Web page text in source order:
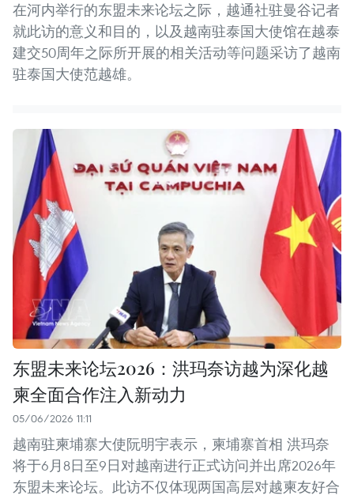
在河内举行的东盟未来论坛之际，越通社驻曼谷记者
就此访的意义和目的，以及越南驻泰国大使馆在越泰
建交50周年之际所开展的相关活动等问题采访了越南
驻泰国大使范越雄。
东盟未来论坛2026：洪玛奈访越为深化越
柬全面合作注入新动力
05/06/2026 11:11
越南驻柬埔寨大使阮明宇表示，柬埔寨首相 洪玛奈
将于6月8日至9日对越南进行正式访问并出席2026年
东盟未来论坛。此访不仅体现两国高层对越柬友好合